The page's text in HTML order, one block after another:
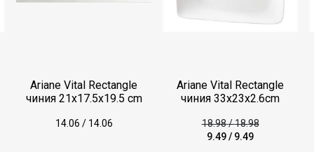
Ariane Vital Rectangle
чиния 21x17.5x19.5 cm
14.06 / 14.06
Ariane Vital Rectangle
чиния 33x23x2.6cm
18.98/18.98
9.49/ 9.49